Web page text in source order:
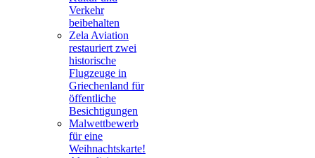
Verkehr
beibehalten
Zela Aviation
restauriert zwei
historische
Flugzeuge in
Griechenland für
öffentliche
Besichtigungen
Malwettbewerb
für eine
Weihnachtskarte!